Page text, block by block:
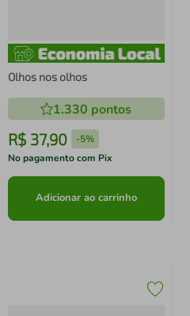
Olhos nos olhos
1.330 pontos
R$ 37,90 -5%
No pagamento com Pix
Adicionar ao carrinho